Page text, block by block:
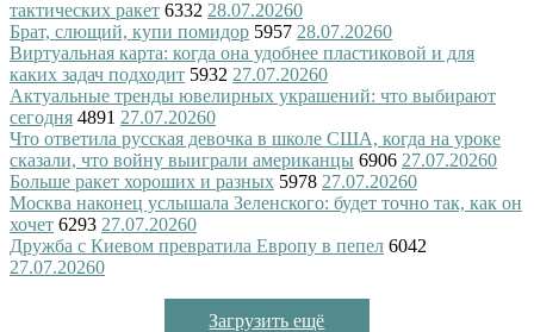
тактических ракет 6332 28.07.20260
Брат, слющий, купи помидор 5957 28.07.20260
Виртуальная карта: когда она удобнее пластиковой и для
каких задач подходит 5932 27.07.20260
Актуальные тренды ювелирных украшений: что выбирают
сегодня 4891 27.07.20260
Что ответила русская девочка в школе США, когда на уроке
сказали, что войну выиграли американцы 6906 27.07.20260
Больше ракет хороших и разных 5978 27.07.20260
Москва наконец услышала Зеленского: будет точно так, как он
хочет 6293 27.07.20260
Дружба с Киевом превратила Европу в пепел 6042
27.07.20260
Загрузить ещё